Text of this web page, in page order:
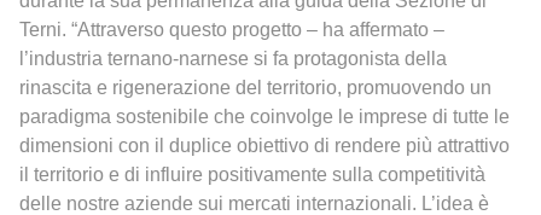
Terni. “Attraverso questo progetto – ha affermato –
l’industria ternano-narnese si fa protagonista della
rinascita e rigenerazione del territorio, promuovendo un
paradigma sostenibile che coinvolge le imprese di tutte le
dimensioni con il duplice obiettivo di rendere più attrattivo
il territorio e di influire positivamente sulla competitività
delle nostre aziende sui mercati internazionali. L’idea è